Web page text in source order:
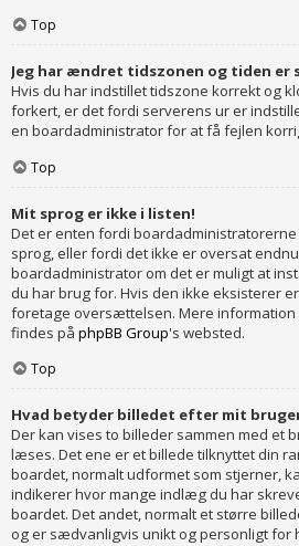
Top
Jeg har ændret tidszonen og tiden
Hvis du har indstillet tidszone korrekt og
forkert, er det fordi serverens ur er
en boardadministrator for at få fejlen
Top
Mit sprog er ikke i listen!
Det er enten fordi
sprog, eller fordi det ikke er oversat
boardadministrator om det er muligt at
du har brug for. Hvis den ikke eksisterer
foretage oversættelsen. Mere information
findes på phpBB Group's websted.
Top
Hvad betyder billedet efter mit
Der kan vises to billeder sammen med et
læses. Det ene er et billede tilknyttet din
boardet, normalt udformet som stjerner,
indikerer hvor mange indlæg du har
boardet. Det andet, normalt et større
og er sædvanligvis unikt og personligt for